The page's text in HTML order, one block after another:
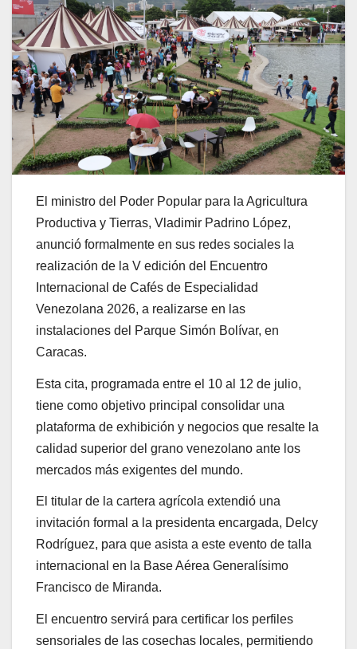
El ministro del Poder Popular para la Agricultura
Productiva y Tierras, Vladimir Padrino López,
anunció formalmente en sus redes sociales la
realización de la V edición del Encuentro
Internacional de Cafés de Especialidad
Venezolana 2026, a realizarse en las
instalaciones del Parque Simón Bolívar, en
Caracas.
Esta cita, programada entre el 10 al 12 de julio,
tiene como objetivo principal consolidar una
plataforma de exhibición y negocios que resalte la
calidad superior del grano venezolano ante los
mercados más exigentes del mundo.
El titular de la cartera agrícola extendió una
invitación formal a la presidenta encargada, Delcy
Rodríguez, para que asista a este evento de talla
internacional en la Base Aérea Generalísimo
Francisco de Miranda.
El encuentro servirá para certificar los perfiles
sensoriales de las cosechas locales, permitiendo